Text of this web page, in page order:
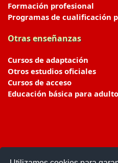
Formación profesional
Programas de cualificación
Otras enseñanzas
Cursos de adaptación
Otros estudios oficiales
Cursos de acceso
Educación básica para